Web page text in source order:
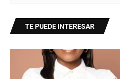
TE PUEDE INTERESAR